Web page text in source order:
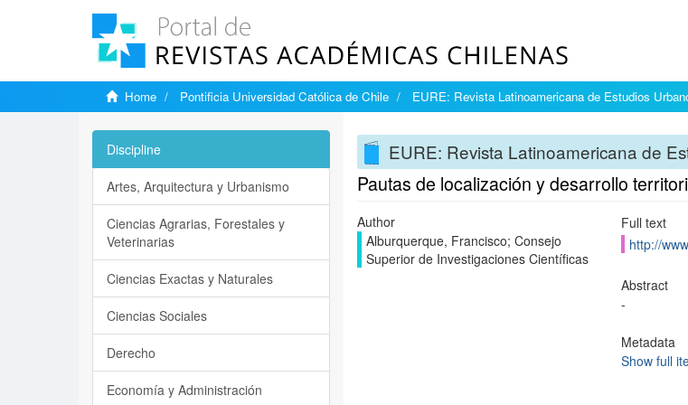
Home Pontificia Universidad Católica de Chile EURE: Revista Latinoamericana de Estudios
EURE: Revista Latinoamericana de
Pautas de localización y desarrollo
Author
Alburquerque, Francisco; Consejo
Superior de Investigaciones Científicas
Full text
http://
Abstract
-
Metadata
Show full
Discipline
Artes, Arquitectura y Urbanismo
Ciencias Agrarias, Forestales y
Veterinarias
Ciencias Exactas y Naturales
Ciencias Sociales
Derecho
Economía y Administración